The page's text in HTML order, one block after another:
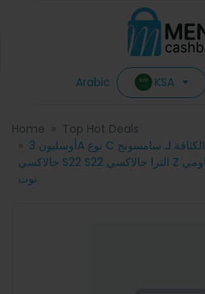
Arabic KSA
Home
Top Hot Deals
أوسليون 3A نوع C كابل شحن سريع عالي الكثافة لـ سامسونج
جالاكسي S22 S22 الترا جالاكسي Z فليب 4 لـ شاومي Mi 12T ريدمي
نوت